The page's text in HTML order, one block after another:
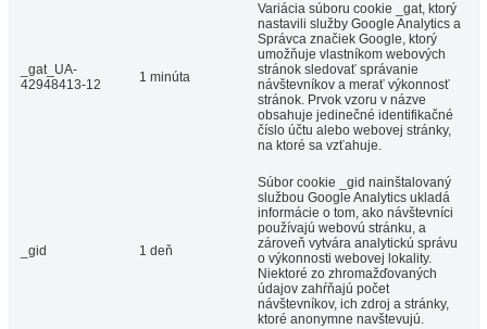
_gat_UA-
42948413-12
1 minúta
Variácia súboru cookie _gat, ktorý
nastavili služby Google Analytics a
Správca značiek Google, ktorý
umožňuje vlastníkom webových
stránok sledovať správanie
návštevníkov a merať výkonnosť
stránok. Prvok vzoru v názve
obsahuje jedinečné identifikačné
číslo účtu alebo webovej stránky,
na ktoré sa vzťahuje.
_gid 1 deň
Súbor cookie _gid nainštalovaný
službou Google Analytics ukladá
informácie o tom, ako návštevníci
používajú webovú stránku, a
zároveň vytvára analytickú správu
o výkonnosti webovej lokality.
Niektoré zo zhromažďovaných
údajov zahŕňajú počet
návštevníkov, ich zdroj a stránky,
ktoré anonymne navštevujú.